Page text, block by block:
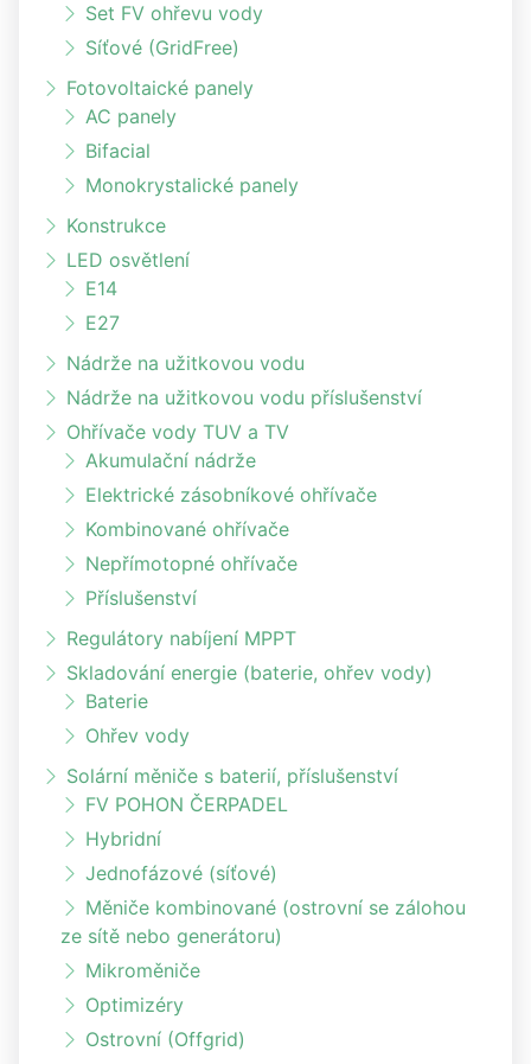
Set FV ohřevu vody
Síťové (GridFree)
Fotovoltaické panely
AC panely
Bifacial
Monokrystalické panely
Konstrukce
LED osvětlení
E14
E27
Nádrže na užitkovou vodu
Nádrže na užitkovou vodu příslušenství
Ohřívače vody TUV a TV
Akumulační nádrže
Elektrické zásobníkové ohřívače
Kombinované ohřívače
Nepřímotopné ohřívače
Příslušenství
Regulátory nabíjení MPPT
Skladování energie (baterie, ohřev vody)
Baterie
Ohřev vody
Solární měniče s baterií, příslušenství
FV POHON ČERPADEL
Hybridní
Jednofázové (síťové)
Měniče kombinované (ostrovní se zálohou
ze sítě nebo generátoru)
Mikroměniče
Optimizéry
Ostrovní (Offgrid)